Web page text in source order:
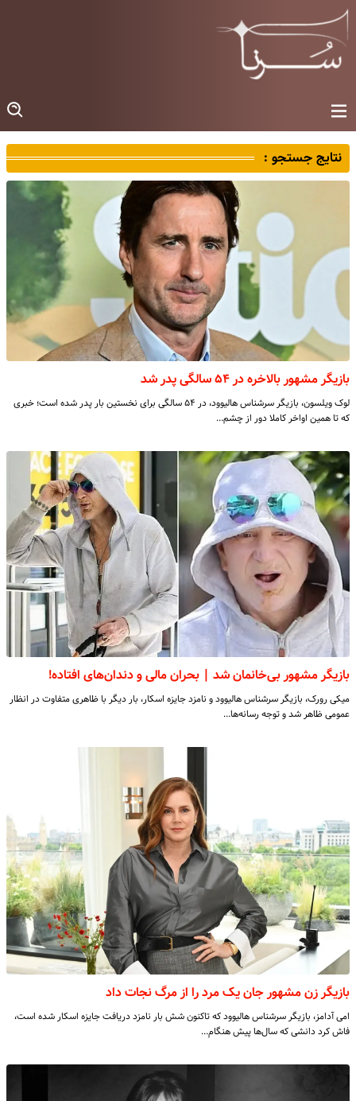
نتایج جستجو :
بازیگر مشهور بالاخره در ۵۴ سالگی پدر شد
لوک ویلسون، بازیگر سرشناس هالیوود، در ۵۴ سالگی برای نخستین بار پدر شده است؛ خبری
که تا همین اواخر کاملا دور از چشم…
بازیگر مشهور بی‌خانمان شد | بحران مالی و دندان‌های افتاده!‌
میکی رورک، بازیگر سرشناس هالیوود و نامزد جایزه اسکار، بار دیگر با ظاهری متفاوت در انظار
عمومی ظاهر شد و توجه رسانه‌ها…
بازیگر زن مشهور جان یک مرد را از مرگ نجات داد
امی آدامز، بازیگر سرشناس هالیوود که تاکنون شش بار نامزد دریافت جایزه اسکار شده است،
فاش کرد دانشی که سال‌ها پیش هنگام…